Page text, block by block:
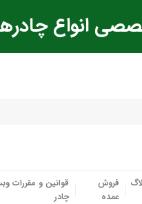
انواع
فروش
عمده
قوانین و مقررات
چادر